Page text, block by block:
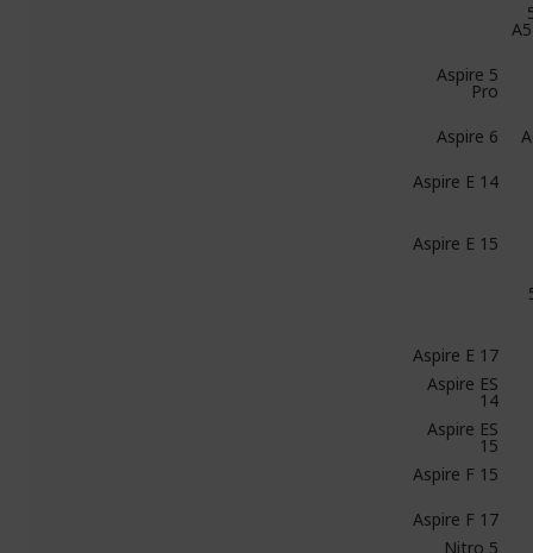
Aspire 5
Pro
Aspire 6
Aspire E 14
Aspire E 15
Aspire E 17
Aspire ES
14
Aspire ES
15
Aspire F 15
Aspire F 17
Nitro 5